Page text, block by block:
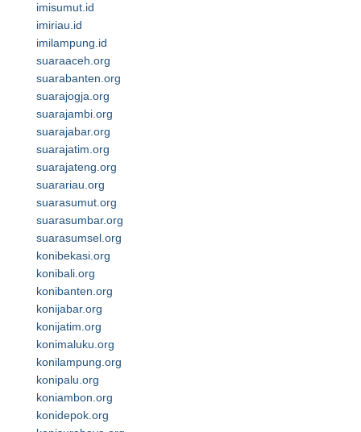
imisumut.id
imiriau.id
imilampung.id
suaraaceh.org
suarabanten.org
suarajogja.org
suarajambi.org
suarajabar.org
suarajatim.org
suarajateng.org
suarariau.org
suarasumut.org
suarasumbar.org
suarasumsel.org
konibekasi.org
konibali.org
konibanten.org
konijabar.org
konijatim.org
konimaluku.org
konilampung.org
konipalu.org
koniambon.org
konidepok.org